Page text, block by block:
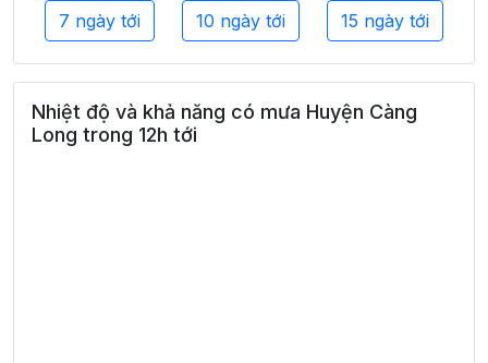
7 ngày tới 10 ngày tới 15 ngày tới
Nhiệt độ và khả năng có mưa Huyện Càng
Long trong 12h tới